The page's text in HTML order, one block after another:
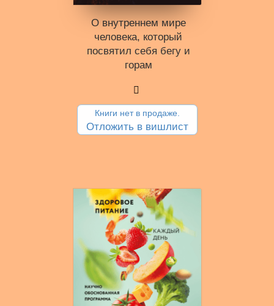
О внутреннем мире
человека, который
посвятил себя бегу и
горам
Книги нет в продаже.
Отложить в вишлист